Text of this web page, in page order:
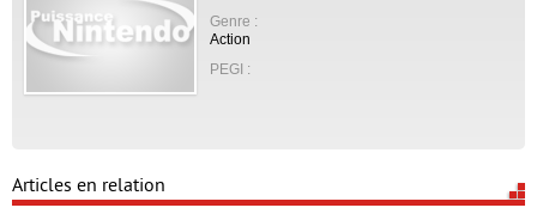
Genre :
Action
PEGI :
Articles en relation